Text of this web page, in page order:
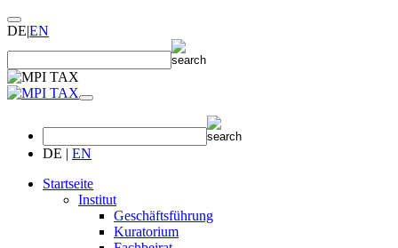
DE|EN
DE | EN
Startseite
Institut
Geschäftsführung
Kuratorium